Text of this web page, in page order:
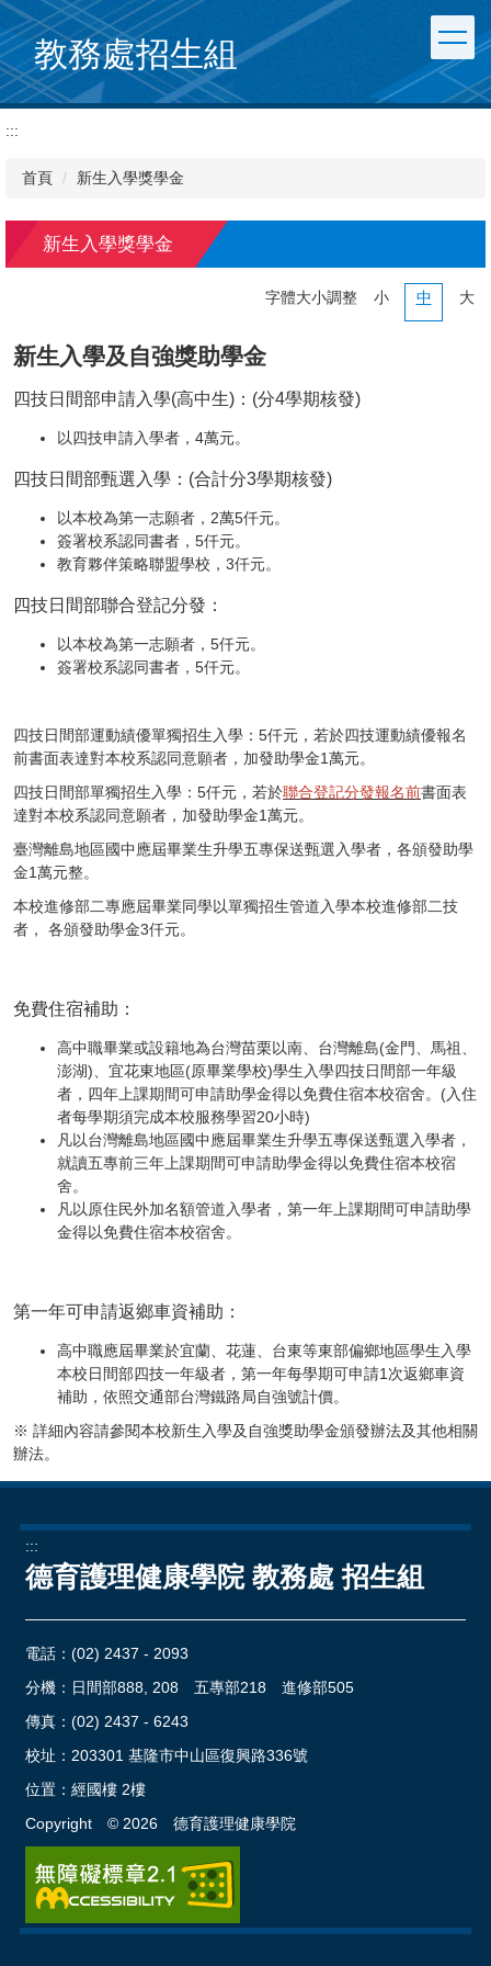
跳
到
主
要
內
容
教務處招生組
:::
首頁 新生入學獎學金
新生入學獎學金
字體大小調整 小 中 大
新生入學及自強獎助學金
四技日間部申請入學(高中生)：(分4學期核發)
以四技申請入學者，4萬元。
四技日間部甄選入學：(合計分3學期核發)
以本校為第一志願者，2萬5仟元。
簽署校系認同書者，5仟元。
教育夥伴策略聯盟學校，3仟元。
四技日間部聯合登記分發：
以本校為第一志願者，5仟元。
簽署校系認同書者，5仟元。
四技日間部運動績優單獨招生入學：5仟元，若於四技運動績優報名
前書面表達對本校系認同意願者，加發助學金1萬元。
四技日間部單獨招生入學：5仟元，若於聯合登記分發報名前書面表
達對本校系認同意願者，加發助學金1萬元。
臺灣離島地區國中應屆畢業生升學五專保送甄選入學者，各頒發助學
金1萬元整。
本校進修部二專應屆畢業同學以單獨招生管道入學本校進修部二技
者， 各頒發助學金3仟元。
免費住宿補助：
高中職畢業或設籍地為台灣苗栗以南、台灣離島(金門、馬祖、
澎湖)、宜花東地區(原畢業學校)學生入學四技日間部一年級
者，四年上課期間可申請助學金得以免費住宿本校宿舍。(入住
者每學期須完成本校服務學習20小時)
凡以台灣離島地區國中應屆畢業生升學五專保送甄選入學者，
就讀五專前三年上課期間可申請助學金得以免費住宿本校宿
舍。
凡以原住民外加名額管道入學者，第一年上課期間可申請助學
金得以免費住宿本校宿舍。
第一年可申請返鄉車資補助：
高中職應屆畢業於宜蘭、花蓮、台東等東部偏鄉地區學生入學
本校日間部四技一年級者，第一年每學期可申請1次返鄉車資
補助，依照交通部台灣鐵路局自強號計價。
※ 詳細內容請參閱本校新生入學及自強獎助學金頒發辦法及其他相關
辦法。
:::
德育護理健康學院 教務處 招生組
電話： (02) 2437 - 2093
分機：日間部888, 208 五專部218 進修部505
傳真：(02) 2437 - 6243
校址： 203301 基隆市中山區復興路336號
位置： 經國樓 2樓
Copyright © 2026德育護理健康學院